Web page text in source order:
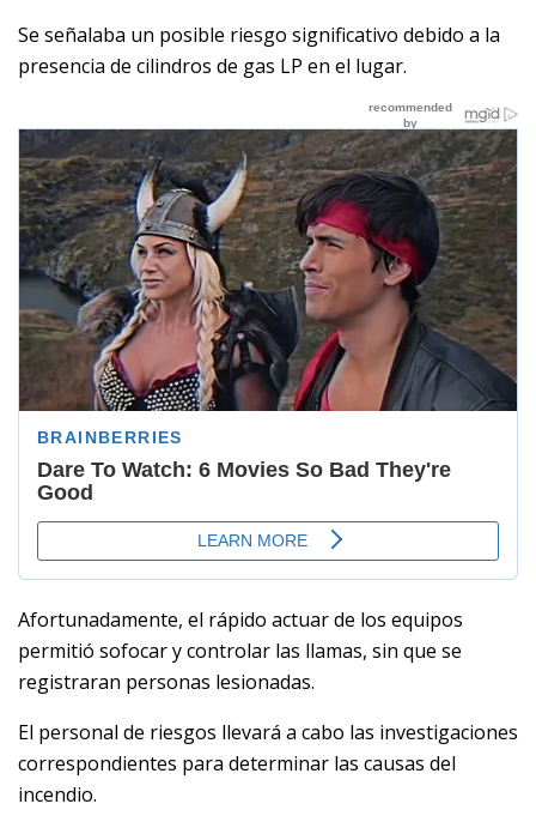
Se señalaba un posible riesgo significativo debido a la
presencia de cilindros de gas LP en el lugar.
Afortunadamente, el rápido actuar de los equipos
permitió sofocar y controlar las llamas, sin que se
registraran personas lesionadas.
El personal de riesgos llevará a cabo las investigaciones
correspondientes para determinar las causas del
incendio.